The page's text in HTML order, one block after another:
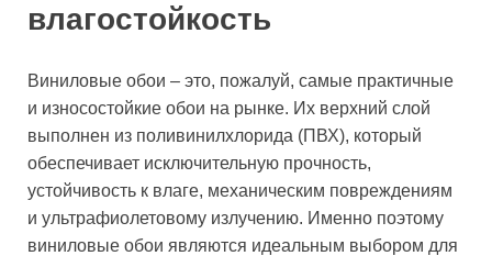
влагостойкость
Виниловые обои – это, пожалуй, самые практичные
и износостойкие обои на рынке. Их верхний слой
выполнен из поливинилхлорида (ПВХ), который
обеспечивает исключительную прочность,
устойчивость к влаге, механическим повреждениям
и ультрафиолетовому излучению. Именно поэтому
виниловые обои являются идеальным выбором для